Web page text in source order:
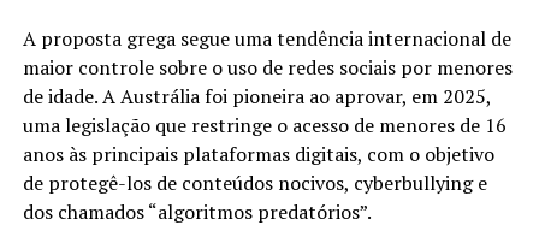
A proposta grega segue uma tendência internacional de
maior controle sobre o uso de redes sociais por menores
de idade. A Austrália foi pioneira ao aprovar, em 2025,
uma legislação que restringe o acesso de menores de 16
anos às principais plataformas digitais, com o objetivo
de protegê-los de conteúdos nocivos, cyberbullying e
dos chamados “algoritmos predatórios”.